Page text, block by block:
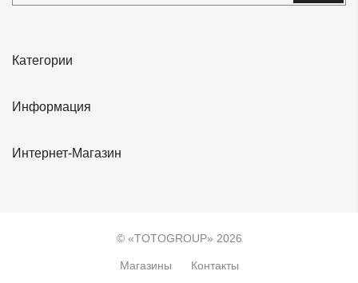
Категории
Информация
Интернет-Магазин
© «TOTOGROUP» 2026
Магазины Контакты